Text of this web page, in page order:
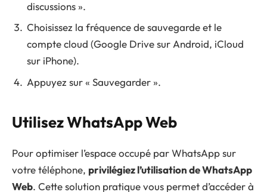
discussions ».
Choisissez la fréquence de sauvegarde et le
compte cloud (Google Drive sur Android, iCloud
sur iPhone).
Appuyez sur « Sauvegarder ».
Utilisez WhatsApp Web
Pour optimiser l’espace occupé par WhatsApp sur
votre téléphone, privilégiez l’utilisation de WhatsApp
Web. Cette solution pratique vous permet d’accéder à